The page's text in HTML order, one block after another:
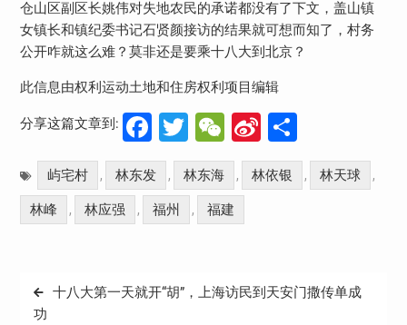
仓山区副区长姚伟对失地农民的承诺都没有了下文，盖山镇
女镇长和镇纪委书记石贤颜接访的结果就可想而知了，村务
公开咋就这么难？莫非还是要乘十八大到北京？
此信息由权利运动土地和住房权利项目编辑
分享这篇文章到: Facebook
Twitter
WeChat
Sina
Weibo
分
享
屿宅村 , 林东发 , 林东海 , 林依银 , 林天球 ,
林峰 , 林应强 , 福州 , 福建
文
章
十八大第一天就开“胡”，上海访民到天安门撒传单成
功